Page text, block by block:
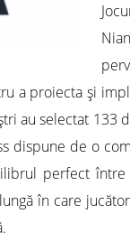
a proiecta şi
au selectat 133
dispune de o
perfect
în care